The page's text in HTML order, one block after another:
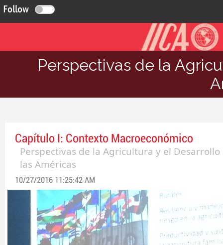
Follow
Perspectivas de la
Capítulo I: Contexto Macroeconómico
Perspectivas de la Agricultura y el Desarrollo
las Américas
10/27/2016 11:25:42 AM